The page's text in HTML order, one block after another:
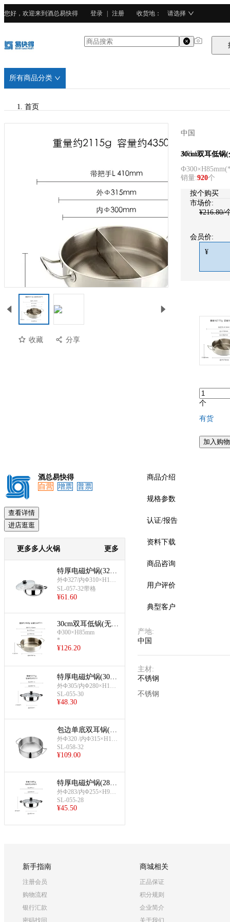
您好，欢迎来到酒总易快得 登录 注册 收货地 ： 请选择
所有商品分类
首页
收藏 分享
中国
APLSS
30cm双耳低锅
Ф300×H85mm(
销量:920个
按个购买
市场价:
¥216.80/
会员价:
¥
个
有货
加入购
酒总易快得
自营
增票 普票
查看详情
进店逛逛
更多多人火锅 更多
特厚电磁炉锅(32cm
-带格)
外Φ327/内Φ310×H110
mm;约4.5L
SL-057-32带格
¥61.60
30cm双耳低锅(无分
格)
Ф300×H85mm
*
¥126.20
特厚电磁炉锅(30cm
-无格)
外Φ305/内Φ280×H100
mm;约3.6L
SL-055-30
¥48.30
包边单底双耳锅(32
cm-无格不带盖)
外Φ320 /内Φ315×H100
mm;约5L
SL-058-32
¥109.00
特厚电磁炉锅(28cm
-无格)
外Φ283/内Φ255×H95m
m;约2.6L
SL-055-28
¥45.50
商品介绍
规格参数
认证/报告
资料下载
商品咨询
用户评价
典型客户
产地:
中国
主材:
不锈钢
不锈钢
新手指南
注册会员
购物流程
银行汇款
密码找回
商城相关
正品保证
积分规则
企业简介
关于我们